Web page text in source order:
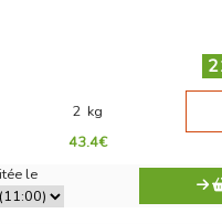
2 kg
43.4€
le